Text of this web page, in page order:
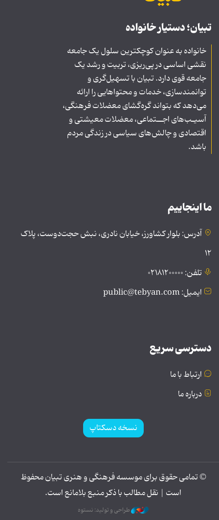
تبیان؛ دستیار خانواده
خانواده به عنوان کوچکترین سلول یک جامعه
نقشی اساسی در پی‌ریزی، تربیت و رشد یک
جامعه قوی دارد. تبیان با تسهیل‌گری و
توانمندسازی، خدمات و محتواهایی را ارائه
می‌دهد که بتواند گره‌گشای معضلات فرهنگی،
آسیـب‌های اجــتماعی، معضلات معیشتی و
اقتصادی و چالش‌های سیاسی در زندگی مردم
باشد.
ما اینجاییم
آدرس: بلوار کشاورز، خیابان نادری، نبش حجت‌دوست، پلاک
۱۲
تلفن: ۰۲۱۸۱۲۰۰۰۰۰
ایمیل: public@tebyan.com
دسترسی سریع
ارتباط با ما
درباره ما
نسخه دسکتاپ
© تمامی حقوق برای موسسه فرهنگی و هنری تبیان محفوظ
است | نقل مطالب با ذکر منبع بلامانع است.
طراحی و تولید: نستوه